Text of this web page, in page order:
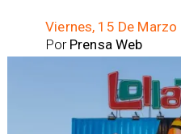
Viernes, 15 De
Prensa Web
Por